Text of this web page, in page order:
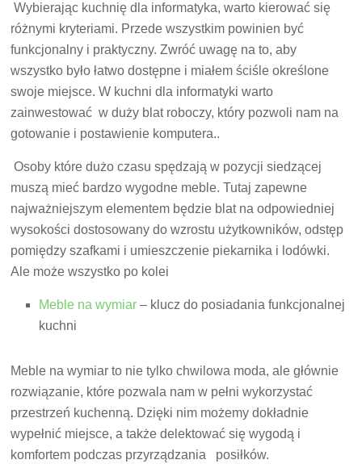
Wybierając kuchnię dla informatyka, warto kierować się
różnymi kryteriami. Przede wszystkim powinien być
funkcjonalny i praktyczny. Zwróć uwagę na to, aby
wszystko było łatwo dostępne i miałem ściśle określone
swoje miejsce. W kuchni dla informatyki warto
zainwestować w duży blat roboczy, który pozwoli nam na
gotowanie i postawienie komputera..
Osoby które dużo czasu spędzają w pozycji siedzącej
muszą mieć bardzo wygodne meble. Tutaj zapewne
najważniejszym elementem będzie blat na odpowiedniej
wysokości dostosowany do wzrostu użytkowników, odstęp
pomiędzy szafkami i umieszczenie piekarnika i lodówki.
Ale może wszystko po kolei
Meble na wymiar – klucz do posiadania funkcjonalnej
kuchni
Meble na wymiar to nie tylko chwilowa moda, ale głównie
rozwiązanie, które pozwala nam w pełni wykorzystać
przestrzeń kuchenną. Dzięki nim możemy dokładnie
wypełnić miejsce, a także delektować się wygodą i
komfortem podczas przyrządzania posiłków.